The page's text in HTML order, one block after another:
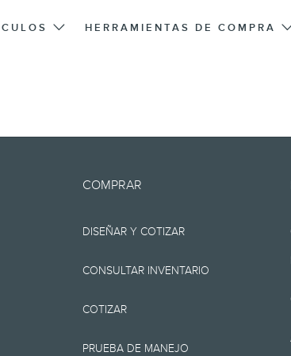
HERRAMIENTAS DE COMPRA
cuenta.
se proporciona
garantía o
incluyendo, pero sin
del sitio, la
y los productos.
COMPRAR
DISEÑAR Y COTIZAR
CONSULTAR INVENTARIO
COTIZAR
PRUEBA DE MANEJO